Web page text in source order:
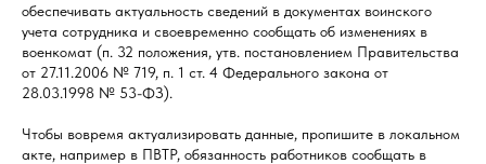
обеспечивать актуальность сведений в документах воинского
учета сотрудника и своевременно сообщать об изменениях в
военкомат (п. 32 положения, утв. постановлением Правительства
от 27.11.2006 № 719, п. 1 ст. 4 Федерального закона от
28.03.1998 № 53-ФЗ).
Чтобы вовремя актуализировать данные, пропишите в локальном
акте, например в ПВТР, обязанность работников сообщать в